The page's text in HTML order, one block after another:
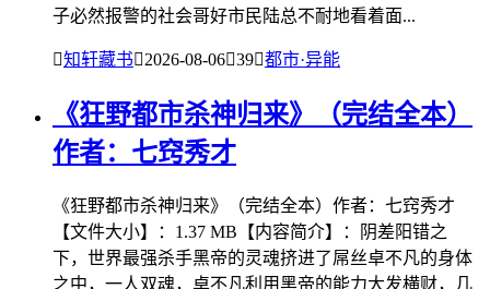
子必然报警的社会哥好市民陆总不耐地看着面...
知轩藏书2026-08-0639都市·异能
《狂野都市杀神归来》（完结全本）
作者：七窍秀才
《狂野都市杀神归来》（完结全本）作者：七窍秀才
【文件大小】：1.37 MB【内容简介】：阴差阳错之
下，世界最强杀手黑帝的灵魂挤进了屌丝卓不凡的身体
之中，一人双魂，卓不凡利用黑帝的能力大发横财，几